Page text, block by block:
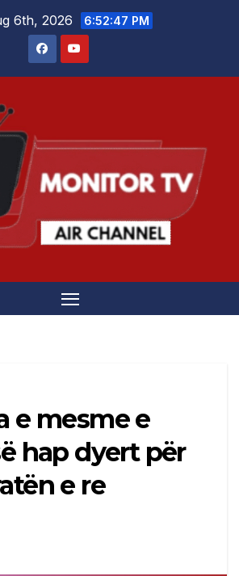
6th, 2026 6:52:48 PM
e mesme e
hap dyert për
e re